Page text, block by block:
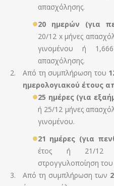
απασχόλησης.
20 ημερών (για
20/12 x μήνες
γινομένου ή
απασχόλησης.
Από τη συμπλήρωση του
ημερολογιακού έτους
25 ημέρες (για
ή 25/12 μήνες
γινομένου.
21 ημέρες (για
έτος ή 21/12
στρογγυλοποίηση
Από τη συμπλήρωση των